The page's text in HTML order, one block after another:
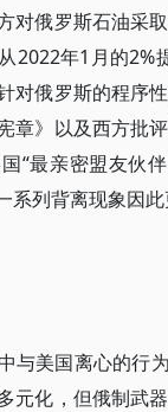
对俄罗斯石油采
2022年1月的
对俄罗斯的程序
章》以及西方批
“最亲密盟友伙
列背离现象因此
与美国离心的行
元化，但俄制武